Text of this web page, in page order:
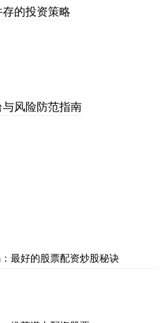
的投资策略
风险防范指南
最好的股票配资炒股秘诀